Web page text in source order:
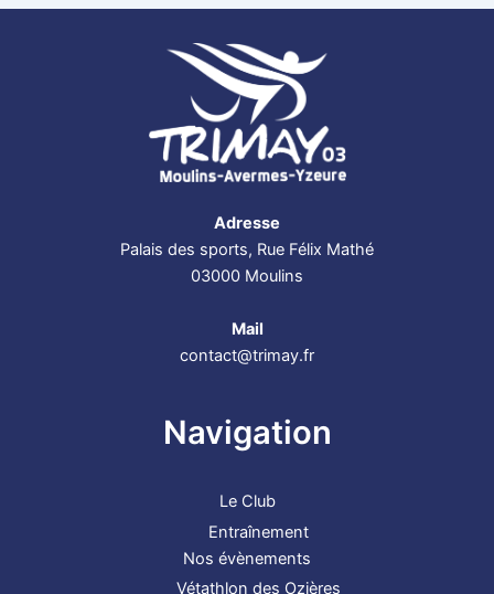
Adresse
Palais des sports, Rue Félix Mathé
03000 Moulins
Mail
contact@trimay.fr
Navigation
Le Club
Entraînement
Nos évènements
Vétathlon des Ozières